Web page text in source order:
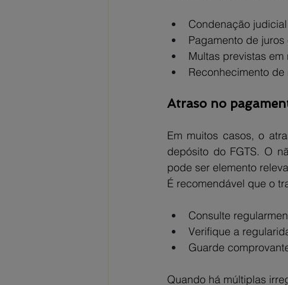
Condenação judicial
Pagamento de
Multas previstas
Reconhecimento
Atraso no
Em muitos casos, o
depósito do FGTS. O
pode ser elemento
É recomendável que o
Consulte
Verifique a
Guarde
Quando há múltiplas